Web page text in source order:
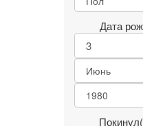
Дата